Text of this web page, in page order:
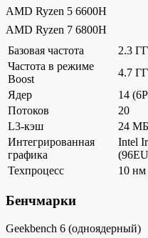
AMD Ryzen 5 6600H
AMD Ryzen 7 6800H
Базовая частота
2.3
Частота в режиме
Boost
4.7
Ядер
14
Потоков
20
L3-кэш
24 МБ
Интегрированная
графика
Intel
Техпроцесс
10 нм
Бенчмарки
Geekbench 6 (одноядерный)